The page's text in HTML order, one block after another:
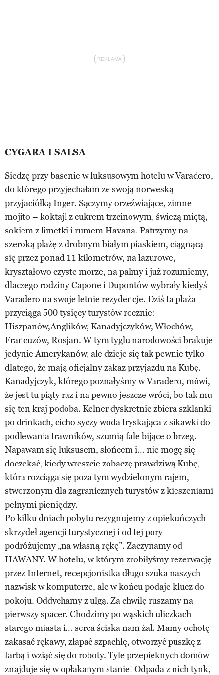
CYGARA I SALSA
Siedzę przy basenie w luksusowym hotelu w Varadero,
do którego przyjechałam ze swoją norweską
przyjaciółką Inger. Sączymy orzeźwiające, zimne
mojito – koktajl z cukrem trzcinowym, świeżą miętą,
sokiem z limetki i rumem Havana. Patrzymy na
szeroką plażę z drobnym białym piaskiem, ciągnącą
się przez ponad 11 kilometrów, na lazurowe,
kryształowo czyste morze, na palmy i już rozumiemy,
dlaczego rodziny Capone i Dupontów wybrały kiedyś
Varadero na swoje letnie rezydencje. Dziś ta plaża
przyciąga 500 tysięcy turystów rocznie:
Hiszpanów,Anglików, Kanadyjczyków, Włochów,
Francuzów, Rosjan. W tym tyglu narodowości brakuje
jedynie Amerykanów, ale dzieje się tak pewnie tylko
dlatego, że mają oficjalny zakaz przyjazdu na Kubę.
Kanadyjczyk, którego poznałyśmy w Varadero, mówi,
że jest tu piąty raz i na pewno jeszcze wróci, bo tak mu
się ten kraj podoba. Kelner dyskretnie zbiera szklanki
po drinkach, cicho syczy woda tryskająca z sikawki do
podlewania trawników, szumią fale bijące o brzeg.
Napawam się luksusem, słońcem i… nie mogę się
doczekać, kiedy wreszcie zobaczę prawdziwą Kubę,
która rozciąga się poza tym wydzielonym rajem,
stworzonym dla zagranicznych turystów z kieszeniami
pełnymi pieniędzy.
Po kilku dniach pobytu rezygnujemy z opiekuńczych
skrzydeł agencji turystycznej i od tej pory
podróżujemy „na własną rękę”. Zaczynamy od
HAWANY. W hotelu, w którym zrobiłyśmy rezerwację
przez Internet, recepcjonistka długo szuka naszych
nazwisk w komputerze, ale w końcu podaje klucz do
pokoju. Oddychamy z ulgą. Za chwilę ruszamy na
pierwszy spacer. Chodzimy po wąskich uliczkach
starego miasta i… serca ściska nam żal. Mamy ochotę
zakasać rękawy, złapać szpachlę, otworzyć puszkę z
farbą i wziąć się do roboty. Tyle przepięknych domów
znajduje się w opłakanym stanie! Odpada z nich tynk,